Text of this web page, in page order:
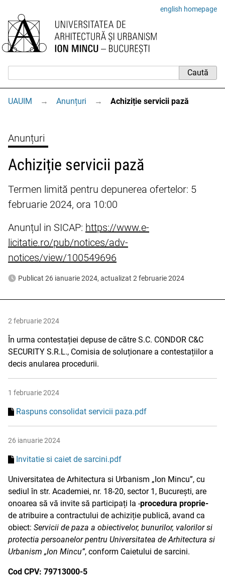
english homepage
UAUIM → Anunțuri → Achiziție servicii pază
Anunțuri
Achiziție servicii pază
Termen limită pentru depunerea ofertelor: 5
februarie 2024, ora 10:00
Anunțul in SICAP: https://www.e-
licitatie.ro/pub/notices/adv-
notices/view/100549696
Publicat 26 ianuarie 2024, actualizat 2 februarie 2024
2 februarie 2024
În urma contestației depuse de către S.C. CONDOR C&C
SECURITY S.R.L., Comisia de soluționare a contestațiilor a
decis anularea procedurii.
1 februarie 2024
Raspuns consolidat servicii paza.pdf
26 ianuarie 2024
Invitatie si caiet de sarcini.pdf
Universitatea de Arhitectura si Urbanism „Ion Mincu”, cu
sediul în str. Academiei, nr. 18-20, sector 1, București, are
onoarea să vă invite să participați la -procedura proprie-
de atribuire a contractului de achiziție publică, avand ca
obiect: Servicii de paza a obiectivelor, bunurilor, valorilor si
protectia persoanelor pentru Universitatea de Arhitectura si
Urbanism „Ion Mincu”, conform Caietului de sarcini.
Cod CPV: 79713000-5